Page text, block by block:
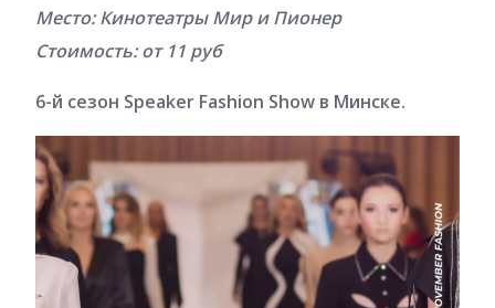
Место: Кинотеатры Мир и Пионер
Стоимость: от 11 руб
6-й сезон Speaker Fashion Show в Минске.